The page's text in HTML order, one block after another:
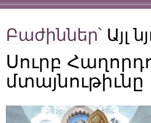
Բաժիններ՝ Այլ
Սուրբ
մտայնութիւնը